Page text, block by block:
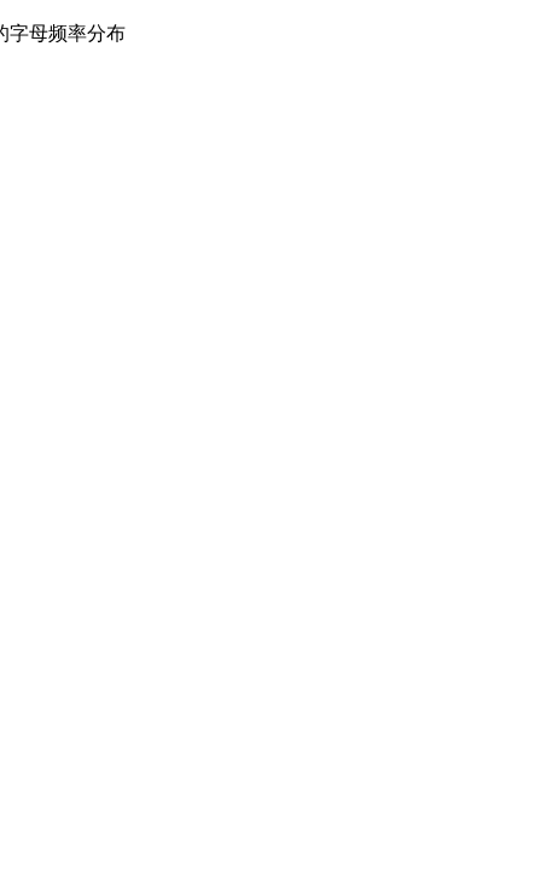
字母频率分布